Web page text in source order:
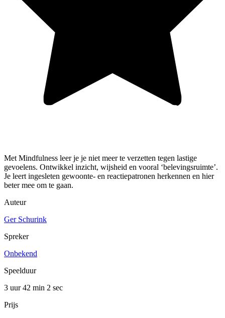
Met Mindfulness leer je je niet meer te verzetten tegen lastige
gevoelens. Ontwikkel inzicht, wijsheid en vooral ‘belevingsruimte’.
Je leert ingesleten gewoonte- en reactiepatronen herkennen en hier
beter mee om te gaan.
Auteur
Ger Schurink
Spreker
Onbekend
Speelduur
3 uur 42 min 2 sec
Prijs